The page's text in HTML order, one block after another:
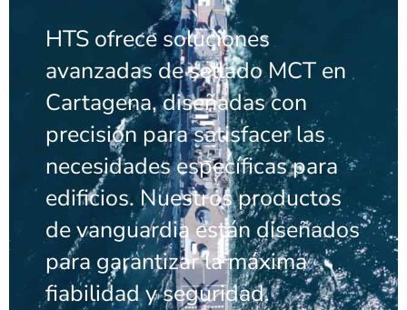
HTS ofrece soluciones
avanzadas de sellado MCT en
Cartagena, diseñadas con
precisión para satisfacer las
necesidades específicas para
edificios. Nuestros productos
de vanguardia están diseñados
para garantizar la máxima
fiabilidad y seguridad.